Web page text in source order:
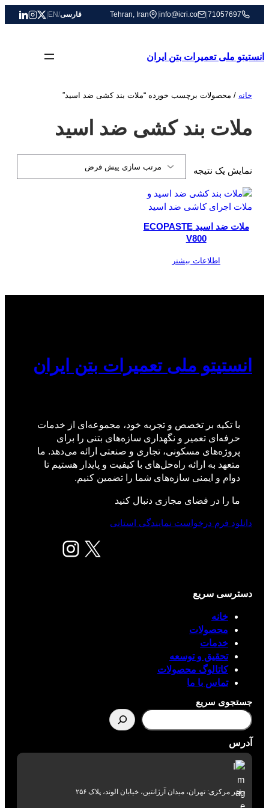
به
71057697
info@icri.co
Tehran, Iran فارسی/
EN
انستیتو ملی تعمیرات بتن ایران
خانه / محصولات برچسب خورده “ملات بند کشی ضد اسید”
ملات بند کشی ضد اسید
نمایش یک نتیجه
ملات ضد اسید ECOPASTE
V800
اطلاعات بیشتر
انستیتو ملی تعمیرات بتن ایران
با تکیه بر تخصص و تجربه خود، مجموعه‌ای از خدمات
حرفه‌ای تعمیر و نگهداری سازه‌های بتنی را برای
پروژه‌های مسکونی، تجاری و صنعتی ارائه می‌دهد. ما
متعهد به ارائه راه‌حل‌های با کیفیت و پایدار هستیم تا
دوام و ایمنی سازه‌های شما را تضمین کنیم.
ما را در فضای مجازی دنبال کنید
X اینستاگرم
دانلود فرم درخواست نمایندگی استانی
دسترسی سریع
خانه
محصولات
خدمات
تحقیق و توسعه
کاتالوگ محصولات
تماس با ما
جستجوی سریع
آدرس
دفتر مرکزی: تهران، میدان آرژانتین، خیابان الوند، پلاک ۲۵۶